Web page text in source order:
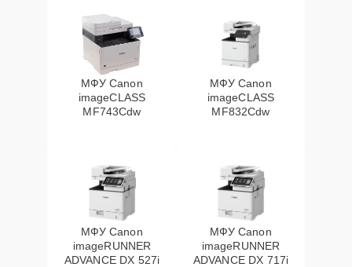
МФУ Canon
imageCLASS
MF743Cdw
МФУ Canon
imageCLASS
MF832Cdw
МФУ Canon
imageRUNNER
ADVANCE DX 527i
МФУ Canon
imageRUNNER
ADVANCE DX 717i